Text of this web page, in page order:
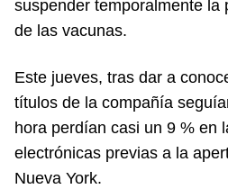
suspender temporalmente la
de las vacunas.
Este jueves, tras dar a
títulos de la compañía
hora perdían casi un 9 % en
electrónicas previas a la
Nueva York.